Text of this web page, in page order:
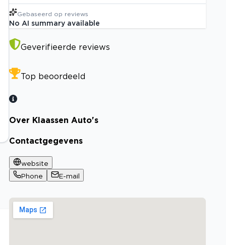
Gebaseerd op reviews
No AI summary available
Geverifieerde reviews
Top beoordeeld
Over Klaassen Auto's
Contactgegevens
website
Phone
E-mail